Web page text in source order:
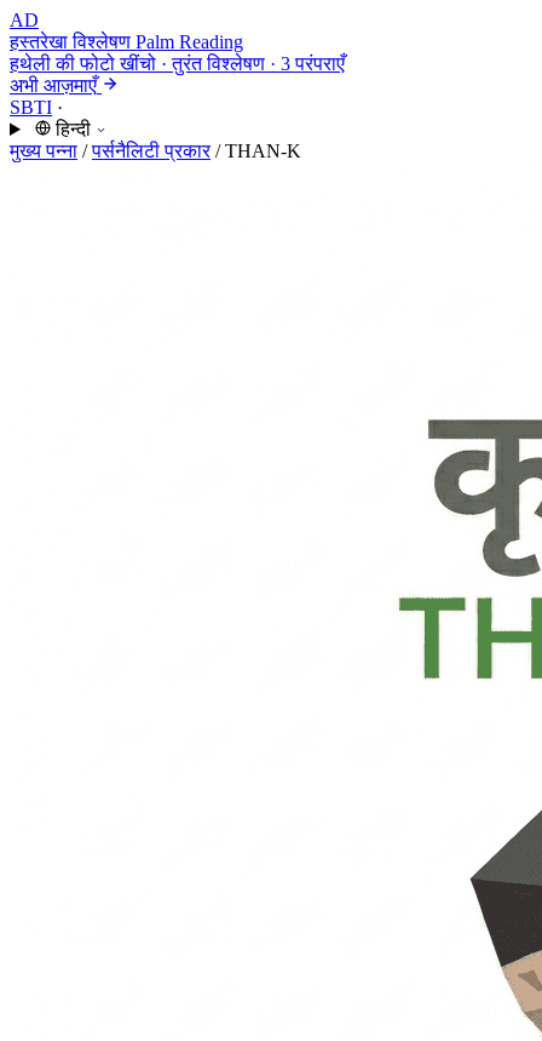
AD
हस्तरेखा विश्लेषण Palm Reading
हथेली की फोटो खींचो · तुरंत विश्लेषण · 3 परंपराएँ
अभी आज़माएँ
SBTI ·
हिन्दी
मुख्य पन्ना / पर्सनैलिटी प्रकार / THAN-K